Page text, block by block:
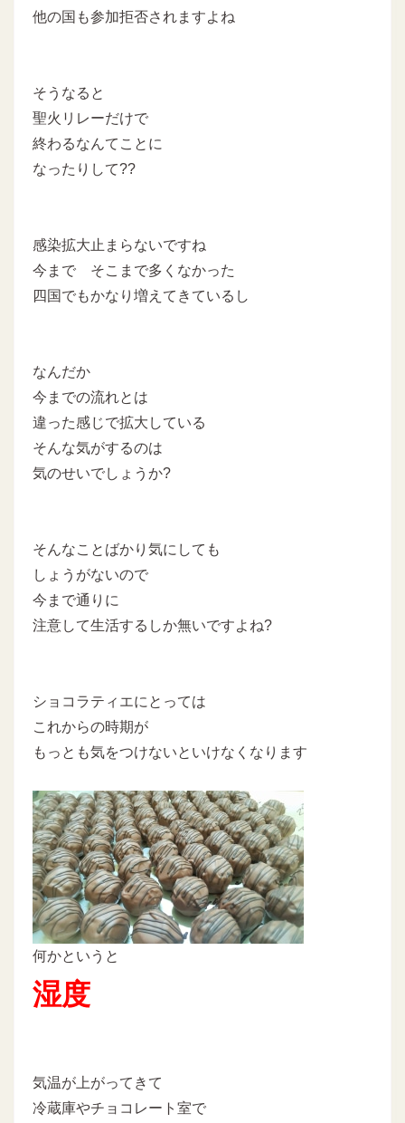
他の国も参加拒否されますよね
そうなると
聖火リレーだけで
終わるなんてことに
なったりして??
感染拡大止まらないですね
今まで そこまで多くなかった
四国でもかなり増えてきているし
なんだか
今までの流れとは
違った感じで拡大している
そんな気がするのは
気のせいでしょうか?
そんなことばかり気にしても
しょうがないので
今まで通りに
注意して生活するしか無いですよね?
ショコラティエにとっては
これからの時期が
もっとも気をつけないといけなくなります
何かというと
湿度
気温が上がってきて
冷蔵庫やチョコレート室で